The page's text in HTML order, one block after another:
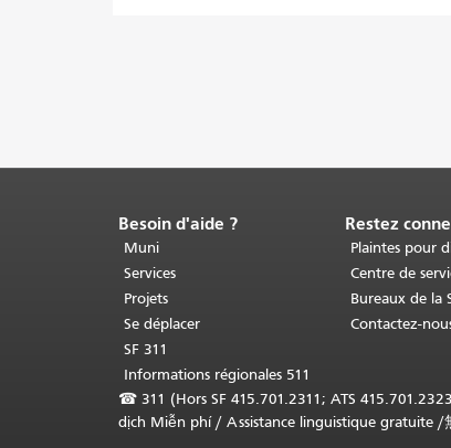
Fin
du
contenu
de
la
page.Le
cette
page
Besoin d'aide ?
Muni
Services
Projets
Se déplacer
SF 311
Informations régionales 511
Restez
Plaintes pour
Centre de
Bureaux de la
Contactez-
☎ 311 (Hors SF 415.701.2311; ATS
dịch Miễn phí/ Assistance linguistique gratuite /